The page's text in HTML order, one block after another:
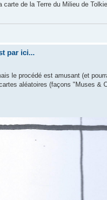
de la Terre du Milieu de
par ici...
le procédé est amusant (et
aléatoires (façons "Muses &